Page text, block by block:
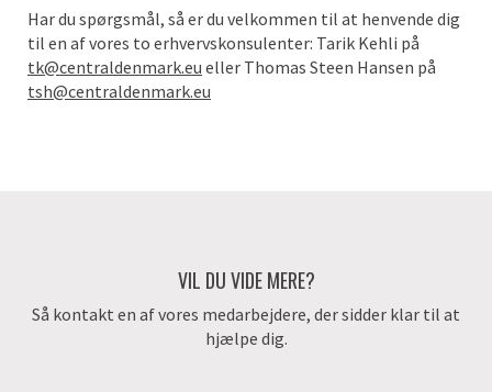
Har du spørgsmål, så er du velkommen til at henvende dig
til en af vores to erhvervskonsulenter: Tarik Kehli på
tk@centraldenmark.eu eller Thomas Steen Hansen på
tsh@centraldenmark.eu
VIL DU VIDE MERE?
Så kontakt en af vores medarbejdere, der sidder klar til at
hjælpe dig.